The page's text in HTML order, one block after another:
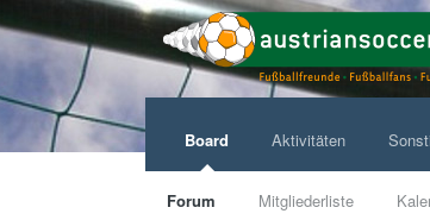
Board
Forum Mitgliederliste
Aktivitäten